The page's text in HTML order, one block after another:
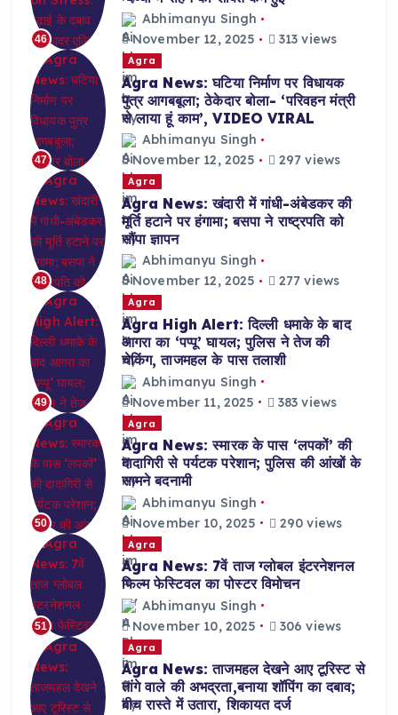
46
Abhimanyu Singh
November 12, 2025
313 views
47
Agra
Agra News: घटिया निर्माण पर विधायक
पुत्र आगबबूला; ठेकेदार बोला- ‘परिवहन मंत्री
से लाया हूं काम’, VIDEO VIRAL
Abhimanyu Singh
November 12, 2025
297 views
48
Agra
Agra News: खंदारी में गांधी-अंबेडकर की
मूर्ति हटाने पर हंगामा; बसपा ने राष्ट्रपति को
सौंपा ज्ञापन
Abhimanyu Singh
November 12, 2025
277 views
49
Agra
Agra High Alert: दिल्ली धमाके के बाद
आगरा का ‘पप्पू’ घायल; पुलिस ने तेज की
चेकिंग, ताजमहल के पास तलाशी
Abhimanyu Singh
November 11, 2025
383 views
50
Agra
Agra News: स्मारक के पास ‘लपकों’ की
दादागिरी से पर्यटक परेशान; पुलिस की आंखों के
सामने बदनामी
Abhimanyu Singh
November 10, 2025
290 views
51
Agra
Agra News: 7वें ताज ग्लोबल इंटरनेशनल
फिल्म फेस्टिवल का पोस्टर विमोचन
Abhimanyu Singh
November 10, 2025
306 views
Agra
Agra News: ताजमहल देखने आए टूरिस्ट से
तांगे वाले की अभद्रता,बनाया शॉपिंग का दबाव;
बीच रास्ते में उतारा, शिकायत दर्ज